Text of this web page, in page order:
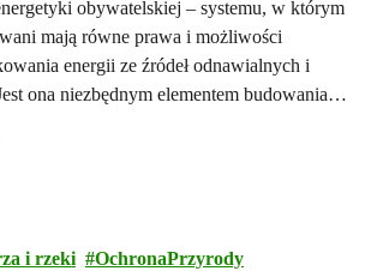
obywatelskiej – systemu, w którym
mają równe prawa i możliwości
energii ze źródeł odnawialnych i
ona niezbędnym elementem budowania
państwa oraz rozwoju i
gospodarki. Stanowi także jeden z
i rzeki OchronaPrzyrody